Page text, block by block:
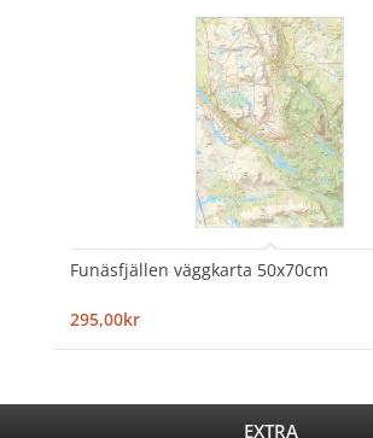
Funäsfjällen väggkarta 50x70cm
295,00kr
EXTRA